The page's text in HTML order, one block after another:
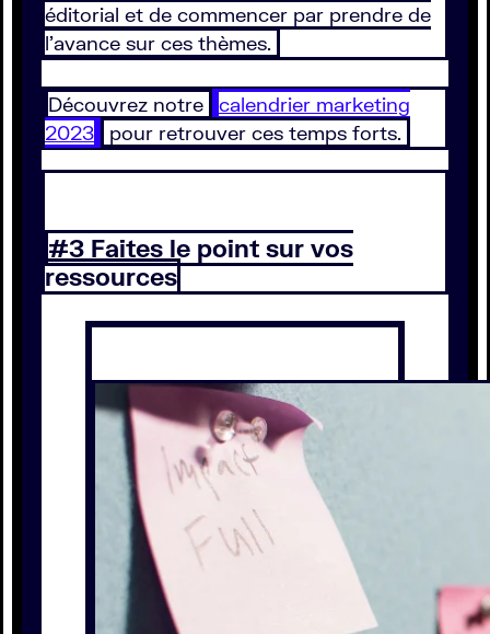
éditorial et de commencer par prendre de
l’avance sur ces thèmes.
Découvrez notre
calendrier marketing
2023
pour retrouver ces temps forts.
#3 Faites le point sur vos
ressources